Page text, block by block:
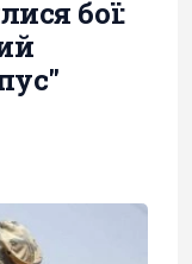
бої: